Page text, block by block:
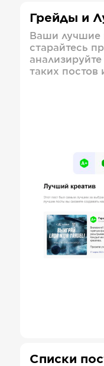
Грейды и
Ваши лучшие
старайтесь
таких постов
Списки